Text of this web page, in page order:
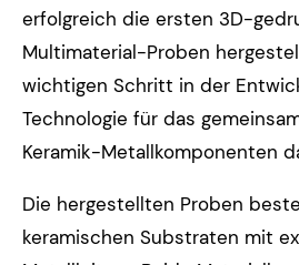
erfolgreich die ersten 3D-
Multimaterial-Proben
wichtigen Schritt in der
Technologie für das
Keramik-Metallkomponenten
Die hergestellten Proben
keramischen Substraten mit